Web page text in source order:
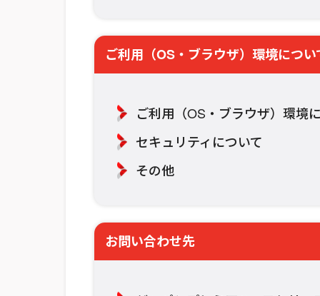
ご利用（OS・ブラウザ）環境につい
ご利用（OS・ブラウザ）環境
セキュリティについて
その他
お問い合わせ先